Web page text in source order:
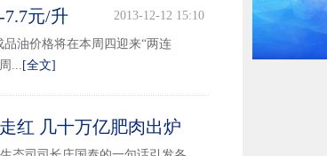
7.7元/升 2013-12-12 15:10
油价格将在本周四迎来“两连
... [全文]
红 几十万亿肥肉出炉